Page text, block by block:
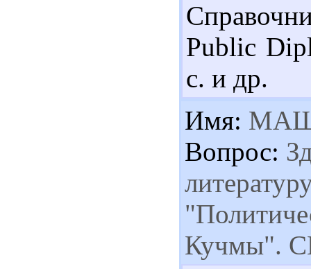
Public
с. и др.
Имя:
Вопрос:
Кучмы".